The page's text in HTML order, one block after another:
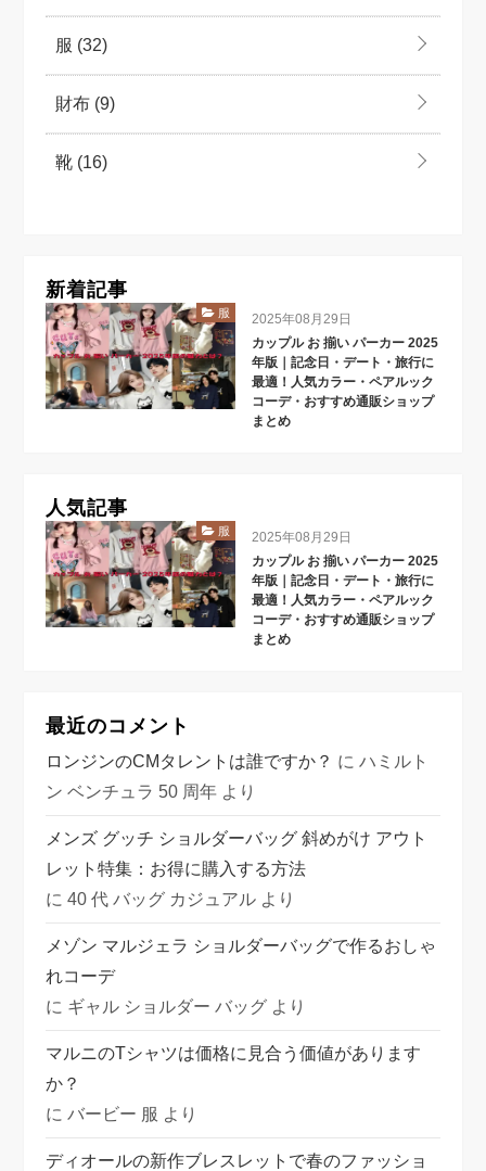
服 (32)
財布 (9)
靴 (16)
新着記事
服
2025年08月29日
カップル お 揃い パーカー 2025
年版｜記念日・デート・旅行に
最適！人気カラー・ペアルック
コーデ・おすすめ通販ショップ
まとめ
人気記事
服
2025年08月29日
カップル お 揃い パーカー 2025
年版｜記念日・デート・旅行に
最適！人気カラー・ペアルック
コーデ・おすすめ通販ショップ
まとめ
最近のコメント
ロンジンのCMタレントは誰ですか？ にハミルト
ン ベンチュラ 50 周年 より
メンズ グッチ ショルダーバッグ 斜めがけ アウト
レット特集：お得に購入する方法
に40 代 バッグ カジュアル より
メゾン マルジェラ ショルダーバッグで作るおしゃ
れコーデ
に ギャル ショルダー バッグ より
マルニのTシャツは価格に見合う価値があります
か？
にバービー 服 より
ディオールの新作ブレスレットで春のファッショ